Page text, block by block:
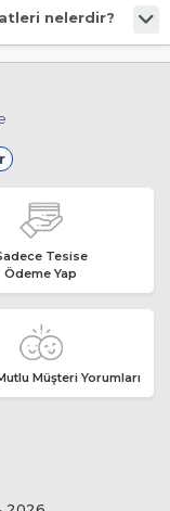
nelerdir?
Tesise
Ödeme Yap
Müşteri Yorumları